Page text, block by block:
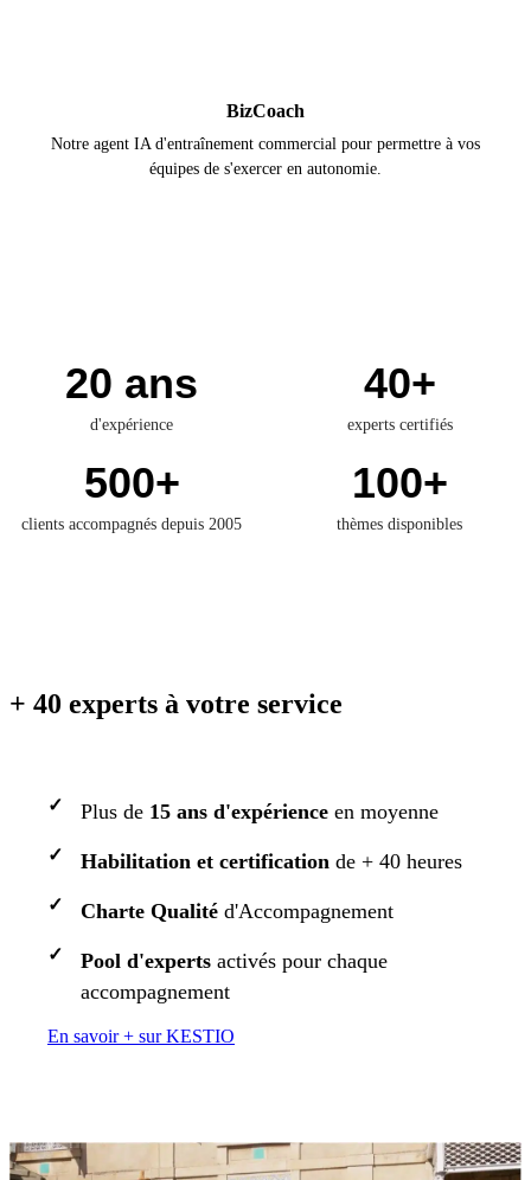
BizCoach
Notre agent IA d'entraînement commercial pour permettre à vos
équipes de s'exercer en autonomie.
20 ans
d'expérience
40+
experts certifiés
500+
clients accompagnés depuis 2005
100+
thèmes disponibles
+ 40 experts à votre service
Plus de 15 ans d'expérience en moyenne
Habilitation et certification de + 40 heures
Charte Qualité d'Accompagnement
Pool d'experts activés pour chaque
accompagnement
En savoir + sur KESTIO